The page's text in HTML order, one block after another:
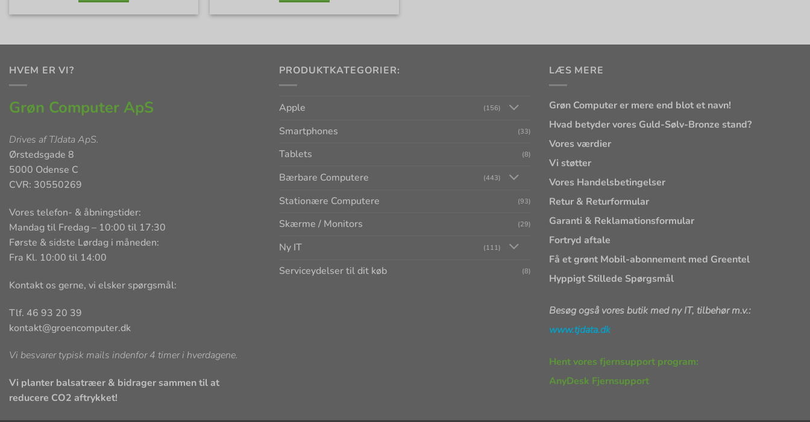
HVEM ER VI?
Grøn Computer ApS
Drives afTJdata ApS.
Ørstedsgade 8
5000 Odense C
CVR: 30550269
Vores telefon- & åbningstider:
Mandag til Fredag – 10:00 til 17:30
Første & sidste Lørdag i måneden:
Fra Kl. 10:00 til 14:00
Kontakt os gerne, vi elsker spørgsmål:
Tlf. 46 93 20 39
kontakt@groencomputer.dk
Vi besvarer typisk mails indenfor 4 timer i hverdagene.
Vi planter balsatræer & bidrager sammen til at
reducere CO2 aftrykket!
PRODUKTKATEGORIER:
Apple (156)
Smartphones (33)
Tablets (8)
Bærbare Computere (443)
Stationære Computere (93)
Skærme / Monitors (29)
Ny IT (111)
Serviceydelser til dit køb (8)
LÆS MERE
Grøn Computer er mere end blot et navn!
Hvad betyder vores Guld-Sølv-Bronze stand?
Vores værdier
Vi støtter
Vores Handelsbetingelser
Retur & Returformular
Garanti & Reklamationsformular
Fortryd aftale
Få et grønt Mobil-abonnement med Greentel
Hyppigt Stillede Spørgsmål
Besøg også vores butik med ny IT, tilbehør m.v.:
www.tjdata.dk
Hent vores fjernsupport program:
AnyDesk Fjernsupport